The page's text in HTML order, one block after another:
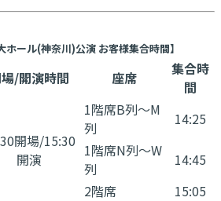
ホール(神奈川)公演 お客様集合時間】
/開演時間 座席
集合時
間
開場/15:30
開演
1階席B列〜M
列
14:25
1階席N列〜W
列
14:45
2階席
15:05